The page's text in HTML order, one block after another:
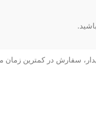
سفارش در کمترین زمان